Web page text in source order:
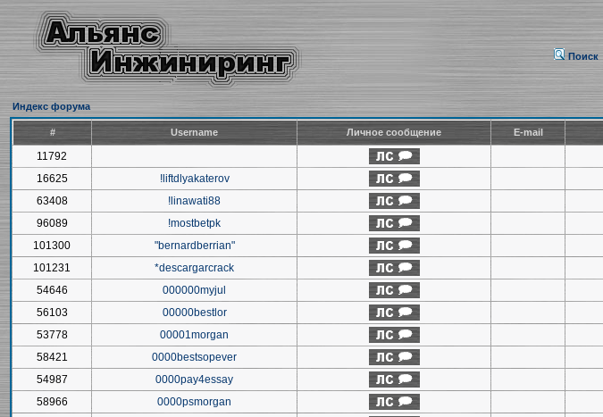
Поиск
Индекс форума
# Username Личное сообщение E-mail
11792
16625
!liftdlyakaterov
63408
!linawati88
96089
!mostbetpk
101300
"bernardberrian"
101231
*descargarcrack
54646
000000myjul
56103
00000bestlor
53778
00001morgan
58421
0000bestsopever
54987
0000pay4essay
58966
0000psmorgan